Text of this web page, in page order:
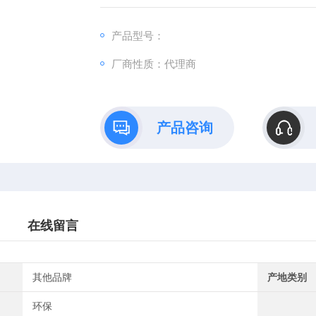
产品型号：
厂商性质：代理商
产品咨询
在线留言
其他品牌 产地类别
环保